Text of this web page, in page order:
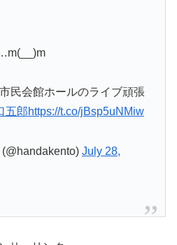
民会館ホールのライブ頑張
五郎https://t.co/jBsp5uNMiw
July 28,